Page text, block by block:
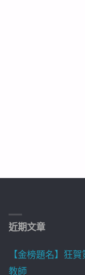
近期文章
【金榜題名】狂
教師